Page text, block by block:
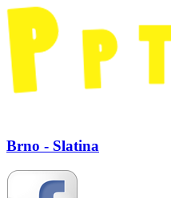
Brno - Slatina